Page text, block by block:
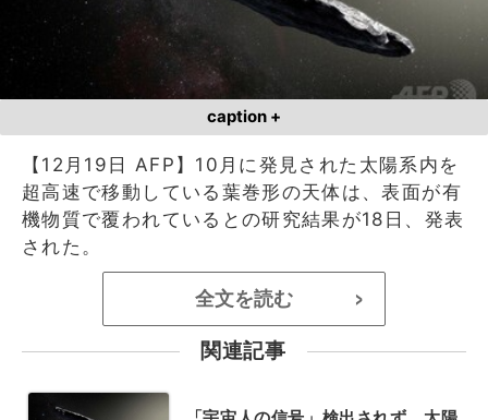
caption +
【12月19日 AFP】10月に発見された太陽系内を
超高速で移動している葉巻形の天体は、表面が有
機物質で覆われているとの研究結果が18日、発表
された。
全文を読む >
関連記事